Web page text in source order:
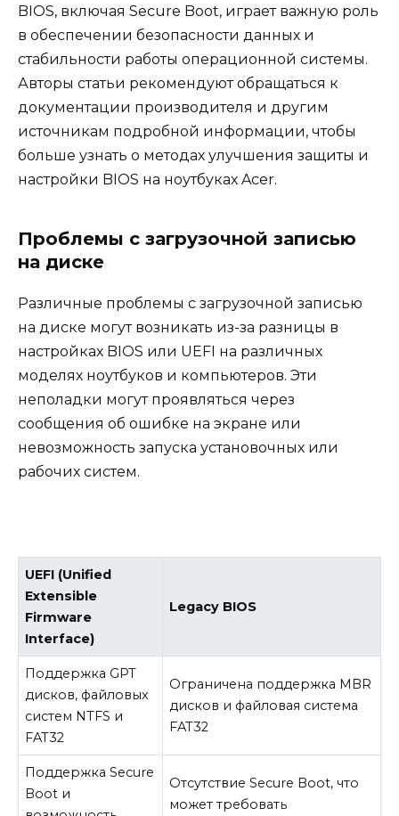
BIOS, включая Secure Boot, играет важную роль
в обеспечении безопасности данных и
стабильности работы операционной системы.
Авторы статьи рекомендуют обращаться к
документации производителя и другим
источникам подробной информации, чтобы
больше узнать о методах улучшения защиты и
настройки BIOS на ноутбуках Acer.
Проблемы с загрузочной записью
на диске
Различные проблемы с загрузочной записью
на диске могут возникать из-за разницы в
настройках BIOS или UEFI на различных
моделях ноутбуков и компьютеров. Эти
неполадки могут проявляться через
сообщения об ошибке на экране или
невозможность запуска установочных или
рабочих систем.
UEFI (Unified
Extensible
Firmware
Interface)
Legacy BIOS
Поддержка GPT
дисков, файловых
систем NTFS и
FAT32
Ограничена поддержка MBR
дисков и файловая система
FAT32
Поддержка Secure
Boot и
Отсутствие Secure Boot, что
может требовать